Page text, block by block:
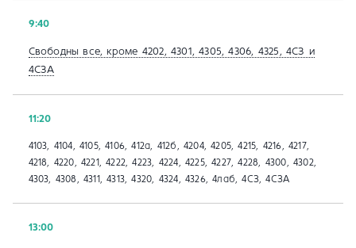
9:40
Свободны все, кроме 4202, 4301, 4305, 4306, 4325, 4СЗ и
4СЗА
11:20
4103, 4104, 4105, 4106, 412а, 412б, 4204, 4205, 4215, 4216, 4217,
4218, 4220, 4221, 4222, 4223, 4224, 4225, 4227, 4228, 4300, 4302,
4303, 4308, 4311, 4313, 4320, 4324, 4326, 4лаб, 4СЗ, 4СЗА
13:00